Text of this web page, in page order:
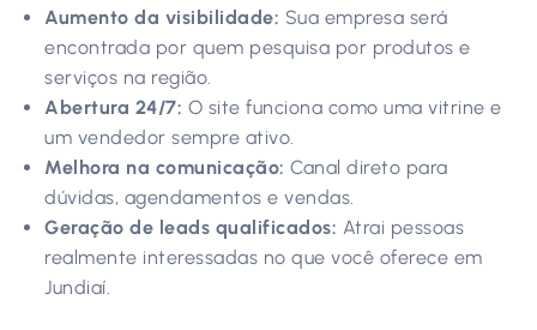
Aumento da visibilidade: Sua empresa será
encontrada por quem pesquisa por produtos e
serviços na região.
Abertura 24/7: O site funciona como uma vitrine e
um vendedor sempre ativo.
Melhora na comunicação: Canal direto para
dúvidas, agendamentos e vendas.
Geração de leads qualificados: Atrai pessoas
realmente interessadas no que você oferece em
Jundiaí.